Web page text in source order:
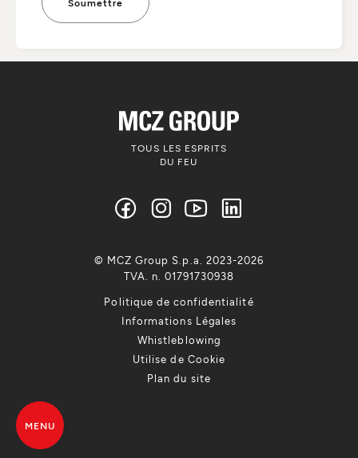
TOUS LES ESPRITS
DU FEU
Politique de confidentialité
Informations Légales
Whistleblowing
Utilise de Cookie
Plan du site
© MCZ Group S.p.a. 2023-2026
TVA. n. 01791730938
MENU